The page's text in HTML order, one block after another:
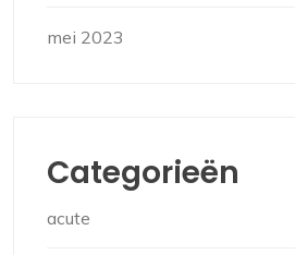
mei 2023
Categorieën
acute